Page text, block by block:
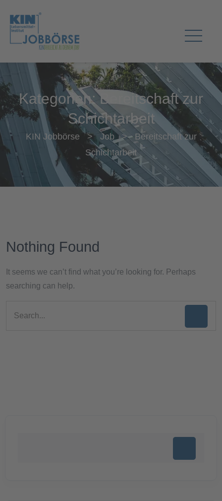
Kategorien:Bereitschaft zur
Schichtarbeit
KIN Jobbörse > Job > Bereitschaft zur
Schichtarbeit
Nothing Found
It seems we can’t find what you’re looking for. Perhaps
searching can help.